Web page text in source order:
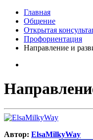
Главная
Общение
Открытая
Профориентация
Направление и
Автор: ElsaMilkyWay